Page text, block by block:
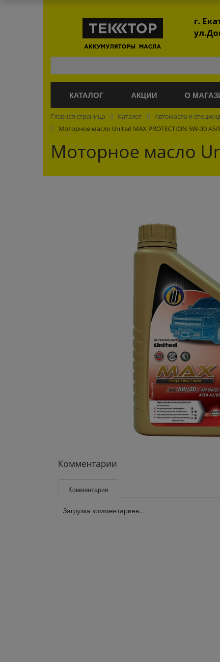
г.
КАТАЛОГ АКЦИИ О
Главная страница Каталог Автомасла и
Моторное масло United MAX PROTECTION 5W-30 A5/
Моторное масло
Комментарии
Комментарии
Загрузка комментариев...